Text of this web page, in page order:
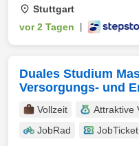
Stuttgart
vor 2 Tagen
Duales Studium
Versorgungs- und
Vollzeit Attraktive
JobRad
JobTicket